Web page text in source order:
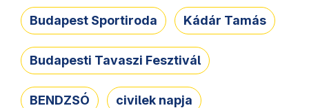
Budapest Sportiroda Kádár Tamás
Budapesti Tavaszi Fesztivál
BENDZSÓ civilek napja